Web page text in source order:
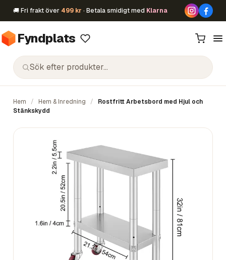
🚚 Fri frakt över 499 kr · Betala smidigt med Klarna
Fyndplats
Hem / Hem & Inredning /
Rostfritt Arbetsbord med Hjul och
Stänkskydd